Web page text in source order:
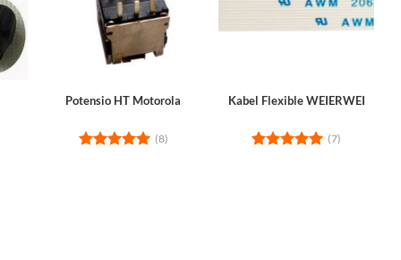
Potensio HT Motorola
(8)
Kabel Flexible WEIERWEI
(7)